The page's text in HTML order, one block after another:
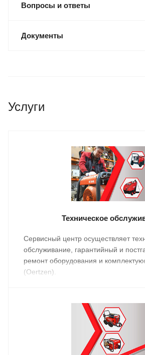
Вопросы и ответы
Документы
Услуги
Техническое
Сервисный центр осуществляет
обслуживание, гарантийный и
ремонт оборудования и
(Oertzen).